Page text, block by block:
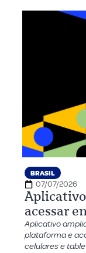
BRASIL
07/07/2026
Aplicativo
acessar
Aplicativo
plataforma e
celulares e